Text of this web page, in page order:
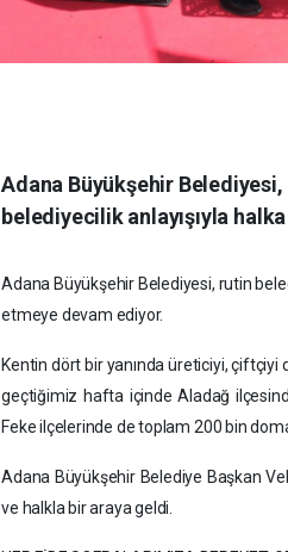
Adana Büyükşehir
belediyecilik anlayışıyla
Adana Büyükşehir Belediyesi, rutin
etmeye devam ediyor.
Kentin dört bir yanında üreticiyi,
geçtiğimiz hafta içinde Aladağ
Feke ilçelerinde de toplam 200 bin
Adana Büyükşehir Belediye Başkan
ve halkla bir araya geldi.